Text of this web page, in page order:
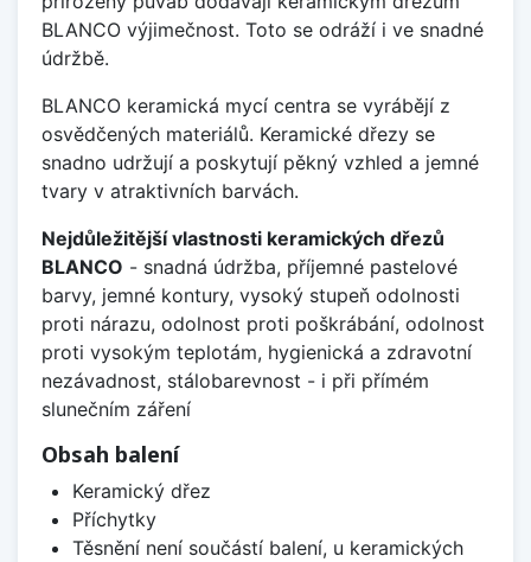
BLANCO výjimečnost. Toto se odráží i ve snadné
údržbě.
BLANCO keramická mycí centra se vyrábějí z
osvědčených materiálů. Keramické dřezy se
snadno udržují a poskytují pěkný vzhled a jemné
tvary v atraktivních barvách.
Nejdůležitější vlastnosti keramických dřezů
BLANCO - snadná údržba, příjemné pastelové
barvy, jemné kontury, vysoký stupeň odolnosti
proti nárazu, odolnost proti poškrábání, odolnost
proti vysokým teplotám, hygienická a zdravotní
nezávadnost, stálobarevnost - i při přímém
slunečním záření
Obsah balení
Keramický dřez
Příchytky
Těsnění není součástí balení, u keramických